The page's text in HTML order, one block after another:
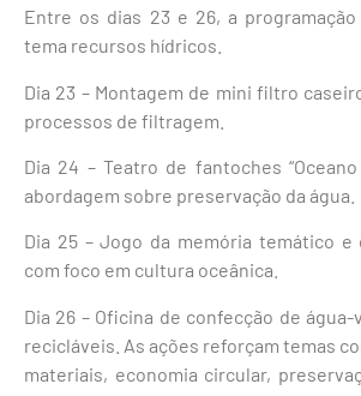
Entre os dias 23 e 26, a
tema recursos hídricos.
Dia 23 – Montagem de mini filtro
processos de filtragem.
Dia 24 – Teatro de fantoches
abordagem sobre preservação da água.
Dia 25 – Jogo da memória temático
com foco em cultura oceânica.
Dia 26 – Oficina de confecção de
recicláveis. As ações reforçam temas
materiais, economia circular,